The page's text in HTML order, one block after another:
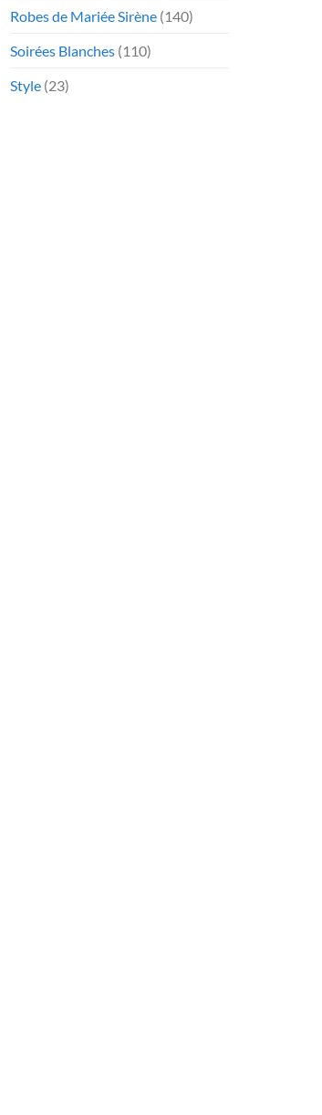
Robes de Mariée Sirène (140)
Soirées Blanches (110)
Style (23)